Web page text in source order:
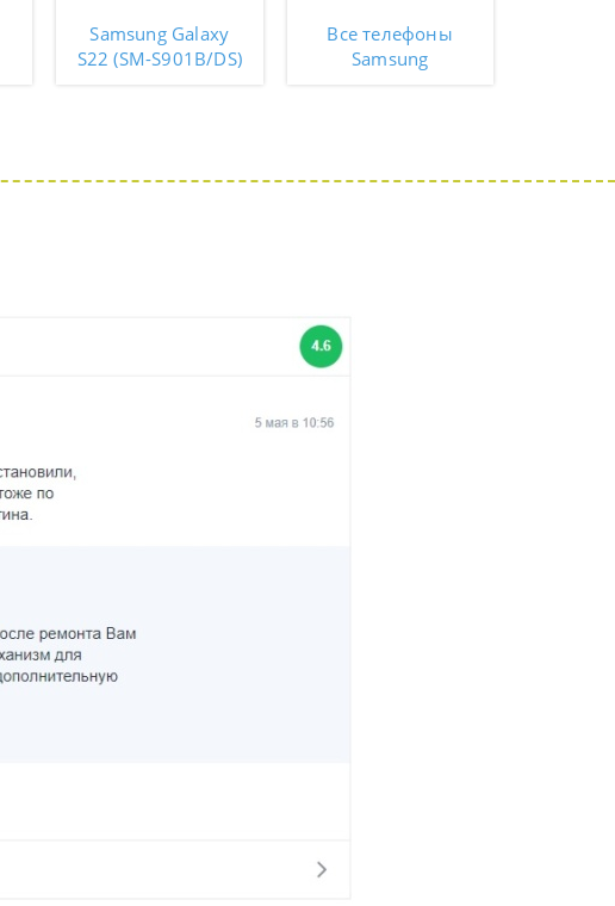
Samsung Galaxy
S22 (SM-S901B/DS)
Все телефоны
Samsung